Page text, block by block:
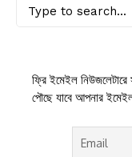
ফ্রি ইমেইল
পৌছে যাবে আপনার